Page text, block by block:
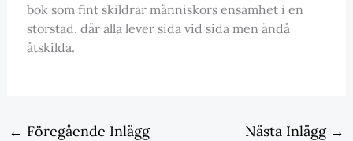
bok som fint skildrar människors ensamhet i en
storstad, där alla lever sida vid sida men ändå
åtskilda.
← Föregående Inlägg Nästa Inlägg →